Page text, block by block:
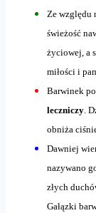
Ze względu
świeżość
życiowej, a
miłości i
Barwinek
leczniczy.
obniża
Dawniej
nazywano
złych
Gałązki